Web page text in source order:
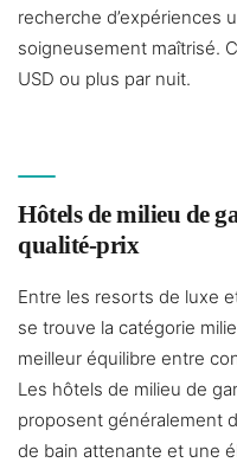
recherche d’expériences
soigneusement maîtrisé.
USD ou plus par nuit.
Hôtels de milieu de
qualité-prix
Entre les resorts de luxe
se trouve la catégorie
meilleur équilibre entre
Les hôtels de milieu de
proposent généralement
de bain attenante et une